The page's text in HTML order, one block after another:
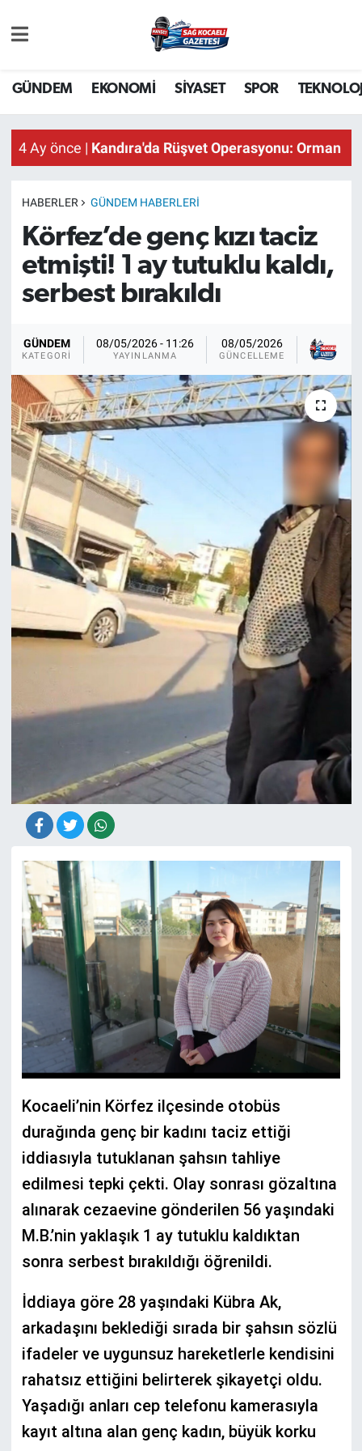
GÜNDEM EKONOMİ SİYASET SPOR
4 Ay önce |Kandıra'da Rüşvet Operasyonu: Orman
4 Ay önce | Kandıra'da Rüşvet Operasyonu: Orman
HABERLER GÜNDEM HABERLERI
Körfez’de genç kızı taciz
etmişti! 1 ay tutuklu kaldı,
serbest bırakıldı
GÜNDEM
KATEGORI
08/05/2026 - 11:26
YAYINLANMA
08/05/2026
GÜNCELLEME
Kocaeli’nin Körfez ilçesinde otobüs
durağında genç bir kadını taciz ettiği
iddiasıyla tutuklanan şahsın tahliye
edilmesi tepki çekti. Olay sonrası gözaltına
alınarak cezaevine gönderilen 56 yaşındaki
M.B.’nin yaklaşık 1 ay tutuklu kaldıktan
sonra serbest bırakıldığı öğrenildi.
İddiaya göre 28 yaşındaki Kübra Ak,
arkadaşını beklediği sırada bir şahsın sözlü
ifadeler ve uygunsuz hareketlerle kendisini
rahatsız ettiğini belirterek şikayetçi oldu.
Yaşadığı anları cep telefonu kamerasıyla
kayıt altına alan genç kadın, büyük korku
SİYASET
TEKNOLOJİ
SAĞLIK
İSLAM